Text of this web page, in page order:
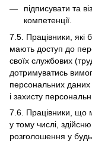
підписувати та
компетенції.
7.5. Працівники, які
мають доступ до
своїх службових
дотримуватись
персональних даних
і захисту
7.6. Працівники, що
у тому числі,
розголошення у